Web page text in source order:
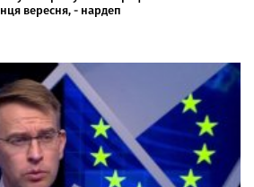
вересня, - нардеп